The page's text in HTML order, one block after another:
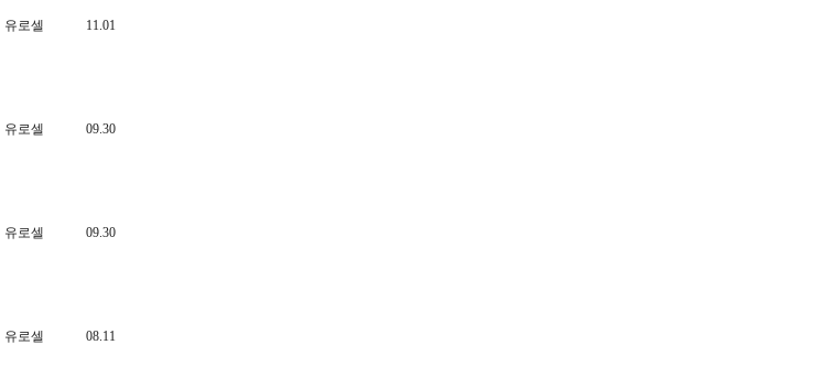
유로셀 11.01
유로셀 09.30
유로셀 09.30
유로셀 08.11